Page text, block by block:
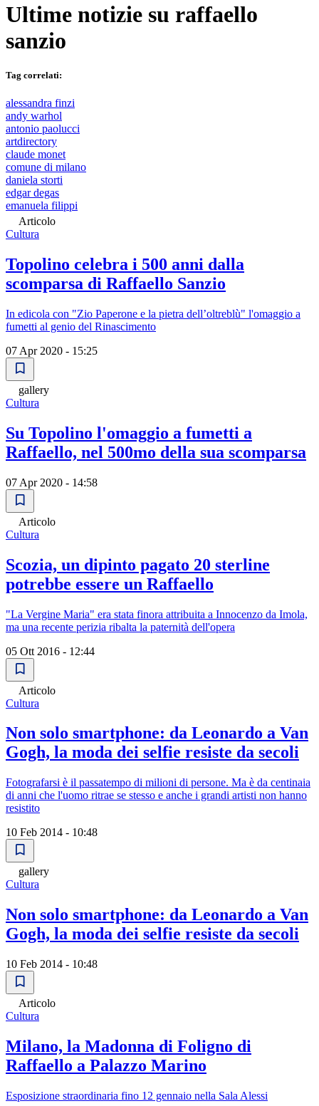
Ultime notizie su raffaello
sanzio
Tag correlati:
alessandra finzi
andy warhol
antonio paolucci
artdirectory
claude monet
comune di milano
daniela storti
edgar degas
emanuela filippi
Articolo
Cultura
Topolino celebra i 500 anni dalla
scomparsa di Raffaello Sanzio
In edicola con "Zio Paperone e la pietra dell’oltreblù" l'omaggio a
fumetti al genio del Rinascimento
07 Apr 2020 - 15:25
gallery
Cultura
Su Topolino l'omaggio a fumetti a
Raffaello, nel 500mo della sua scomparsa
07 Apr 2020 - 14:58
Articolo
Cultura
Scozia, un dipinto pagato 20 sterline
potrebbe essere un Raffaello
"La Vergine Maria" era stata finora attribuita a Innocenzo da Imola,
ma una recente perizia ribalta la paternità dell'opera
05 Ott 2016 - 12:44
Articolo
Cultura
Non solo smartphone: da Leonardo a Van
Gogh, la moda dei selfie resiste da secoli
Fotografarsi è il passatempo di milioni di persone. Ma è da centinaia
di anni che l'uomo ritrae se stesso e anche i grandi artisti non hanno
resistito
10 Feb 2014 - 10:48
gallery
Cultura
Non solo smartphone: da Leonardo a Van
Gogh, la moda dei selfie resiste da secoli
10 Feb 2014 - 10:48
Articolo
Cultura
Milano, la Madonna di Foligno di
Raffaello a Palazzo Marino
Esposizione straordinaria fino 12 gennaio nella Sala Alessi